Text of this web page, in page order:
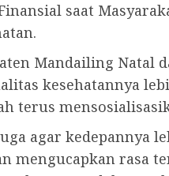
saat
Mandailing Natal
kesehatannya
terus
agar kedepannya
mengucapkan rasa